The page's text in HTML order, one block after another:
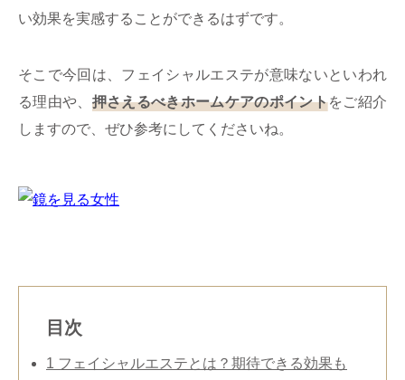
い効果を実感することができるはずです。
そこで今回は、フェイシャルエステが意味ないといわれ
る理由や、 押さえるべきホームケアのポイントをご紹介
しますので、ぜひ参考にしてくださいね。
目次
1 フェイシャルエステとは？期待できる効果も